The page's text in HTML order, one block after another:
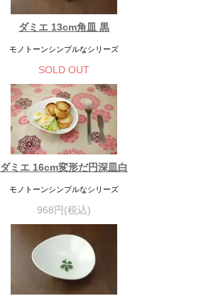
ダミエ 13cm角皿 黒
モノトーンシンプルなシリーズ
SOLD OUT
ダミエ 16cm変形だ円深皿白
モノトーンシンプルなシリーズ
968円(税込)